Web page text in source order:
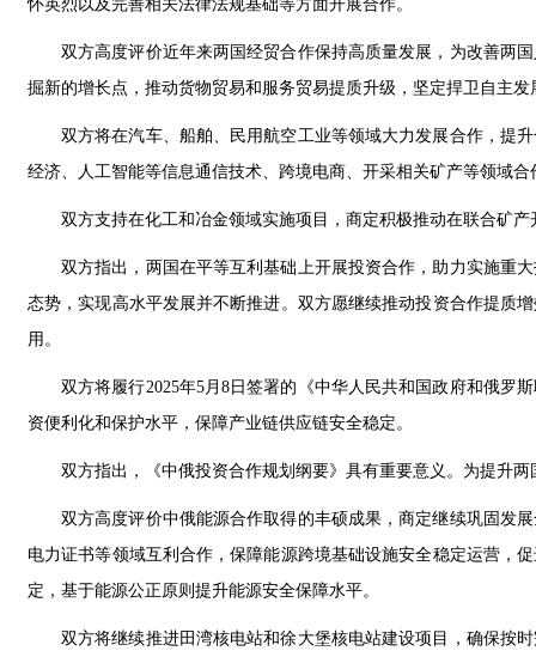
怀英烈以及完善相关法律法规基础等方面开展合作。
双方高度评价近年来两国经贸合作保持高质量发展，为改善两
掘新的增长点，推动货物贸易和服务贸易提质升级，坚定捍卫自主
双方将在汽车、船舶、民用航空工业等领域大力发展合作，提
经济、人工智能等信息通信技术、跨境电商、开采相关矿产等领域
双方支持在化工和冶金领域实施项目，商定积极推动在联合矿
双方指出，两国在平等互利基础上开展投资合作，助力实施重
态势，实现高水平发展并不断推进。双方愿继续推动投资合作提质
用。
双方将履行2025年5月8日签署的《中华人民共和国政府和俄罗
资便利化和保护水平，保障产业链供应链安全稳定。
双方指出，《中俄投资合作规划纲要》具有重要意义。为提升
双方高度评价中俄能源合作取得的丰硕成果，商定继续巩固发
电力证书等领域互利合作，保障能源跨境基础设施安全稳定运营，
定，基于能源公正原则提升能源安全保障水平。
双方将继续推进田湾核电站和徐大堡核电站建设项目，确保按